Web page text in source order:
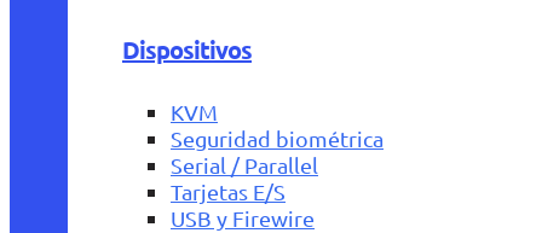
Dispositivos
KVM
Seguridad biométrica
Serial / Parallel
Tarjetas E/S
USB y Firewire